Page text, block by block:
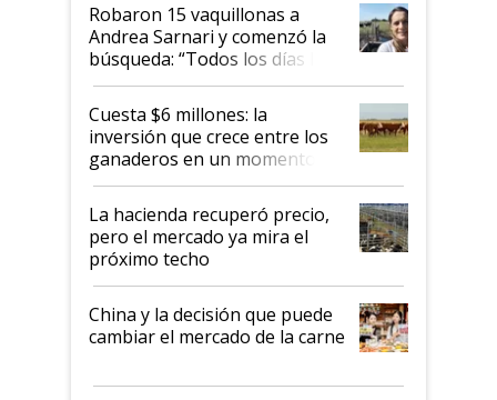
Robaron 15 vaquillonas a
Andrea Sarnari y comenzó la
búsqueda: “Todos los días le
toca a algún productor”
Cuesta $6 millones: la
inversión que crece entre los
ganaderos en un momento
histórico para la actividad
La hacienda recuperó precio,
pero el mercado ya mira el
próximo techo
China y la decisión que puede
cambiar el mercado de la carne